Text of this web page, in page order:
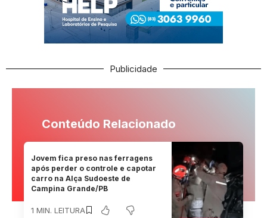
Publicidade
Conteúdo Relacionado
Jovem fica preso nas ferragens
após perder o controle e capotar
carro na Alça Sudoeste de
Campina Grande/PB
1 MIN. LEITURA